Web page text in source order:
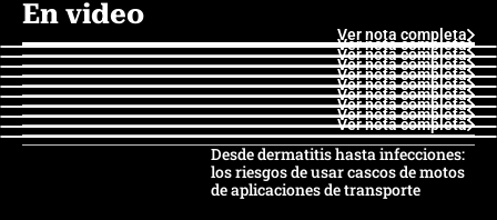
En video
Ver nota completa
Ver nota completa
Ver nota completa
Ver nota completa
Ver nota completa
Ver nota completa
Ver nota completa
Ver nota completa
Ver nota completa
Ver nota completa
Desde dermatitis hasta infecciones:
los riesgos de usar cascos de motos
de aplicaciones de transporte